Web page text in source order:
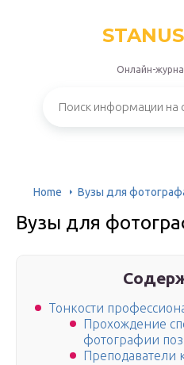
Онлайн-
Home Вузы для
Вузы для
Тонкости
Прохождение
фотографии
Преподаватели